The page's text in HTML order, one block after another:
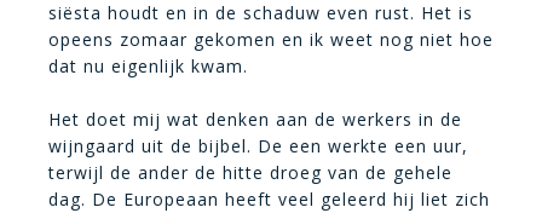
siësta houdt en in de schaduw even rust. Het is
opeens zomaar gekomen en ik weet nog niet hoe
dat nu eigenlijk kwam.
Het doet mij wat denken aan de werkers in de
wijngaard uit de bijbel. De een werkte een uur,
terwijl de ander de hitte droeg van de gehele
dag. De Europeaan heeft veel geleerd hij liet zich